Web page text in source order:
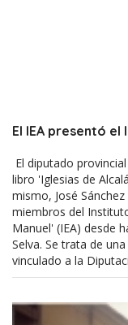
El IEA presentó
El diputado
libro 'Iglesias de
mismo, José
miembros del
Manuel' (IEA) desde
Selva. Se trata de
vinculado a la